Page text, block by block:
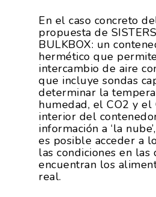
En el caso concreto
propuesta de
BULKBOX: un
hermético que
intercambio de aire
que incluye sondas
determinar la
humedad, el CO2 y el
interior del
información a ‘la
es posible acceder a
las condiciones en las
encuentran los
real.